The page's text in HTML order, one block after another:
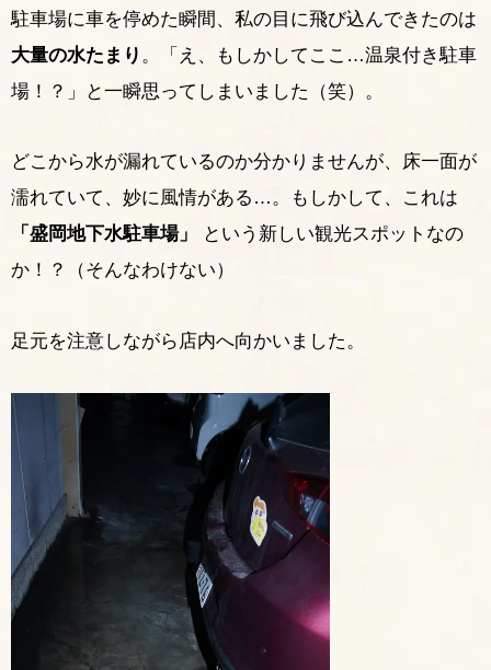
駐車場に車を停めた瞬間、私の目に飛び込んできたのは
大量の水たまり 。「え、もしかしてここ…温泉付き駐車
場！？」と一瞬思ってしまいました（笑）。
どこから水が漏れているのか分かりませんが、床一面が
濡れていて、妙に風情がある…。もしかして、これは
「盛岡地下水駐車場」
という新しい観光スポットなの
か！？（そんなわけない）
足元を注意しながら店内へ向かいました。